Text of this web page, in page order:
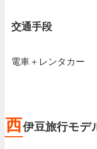
交通手段
電車＋レンタカー
西伊豆旅行モ